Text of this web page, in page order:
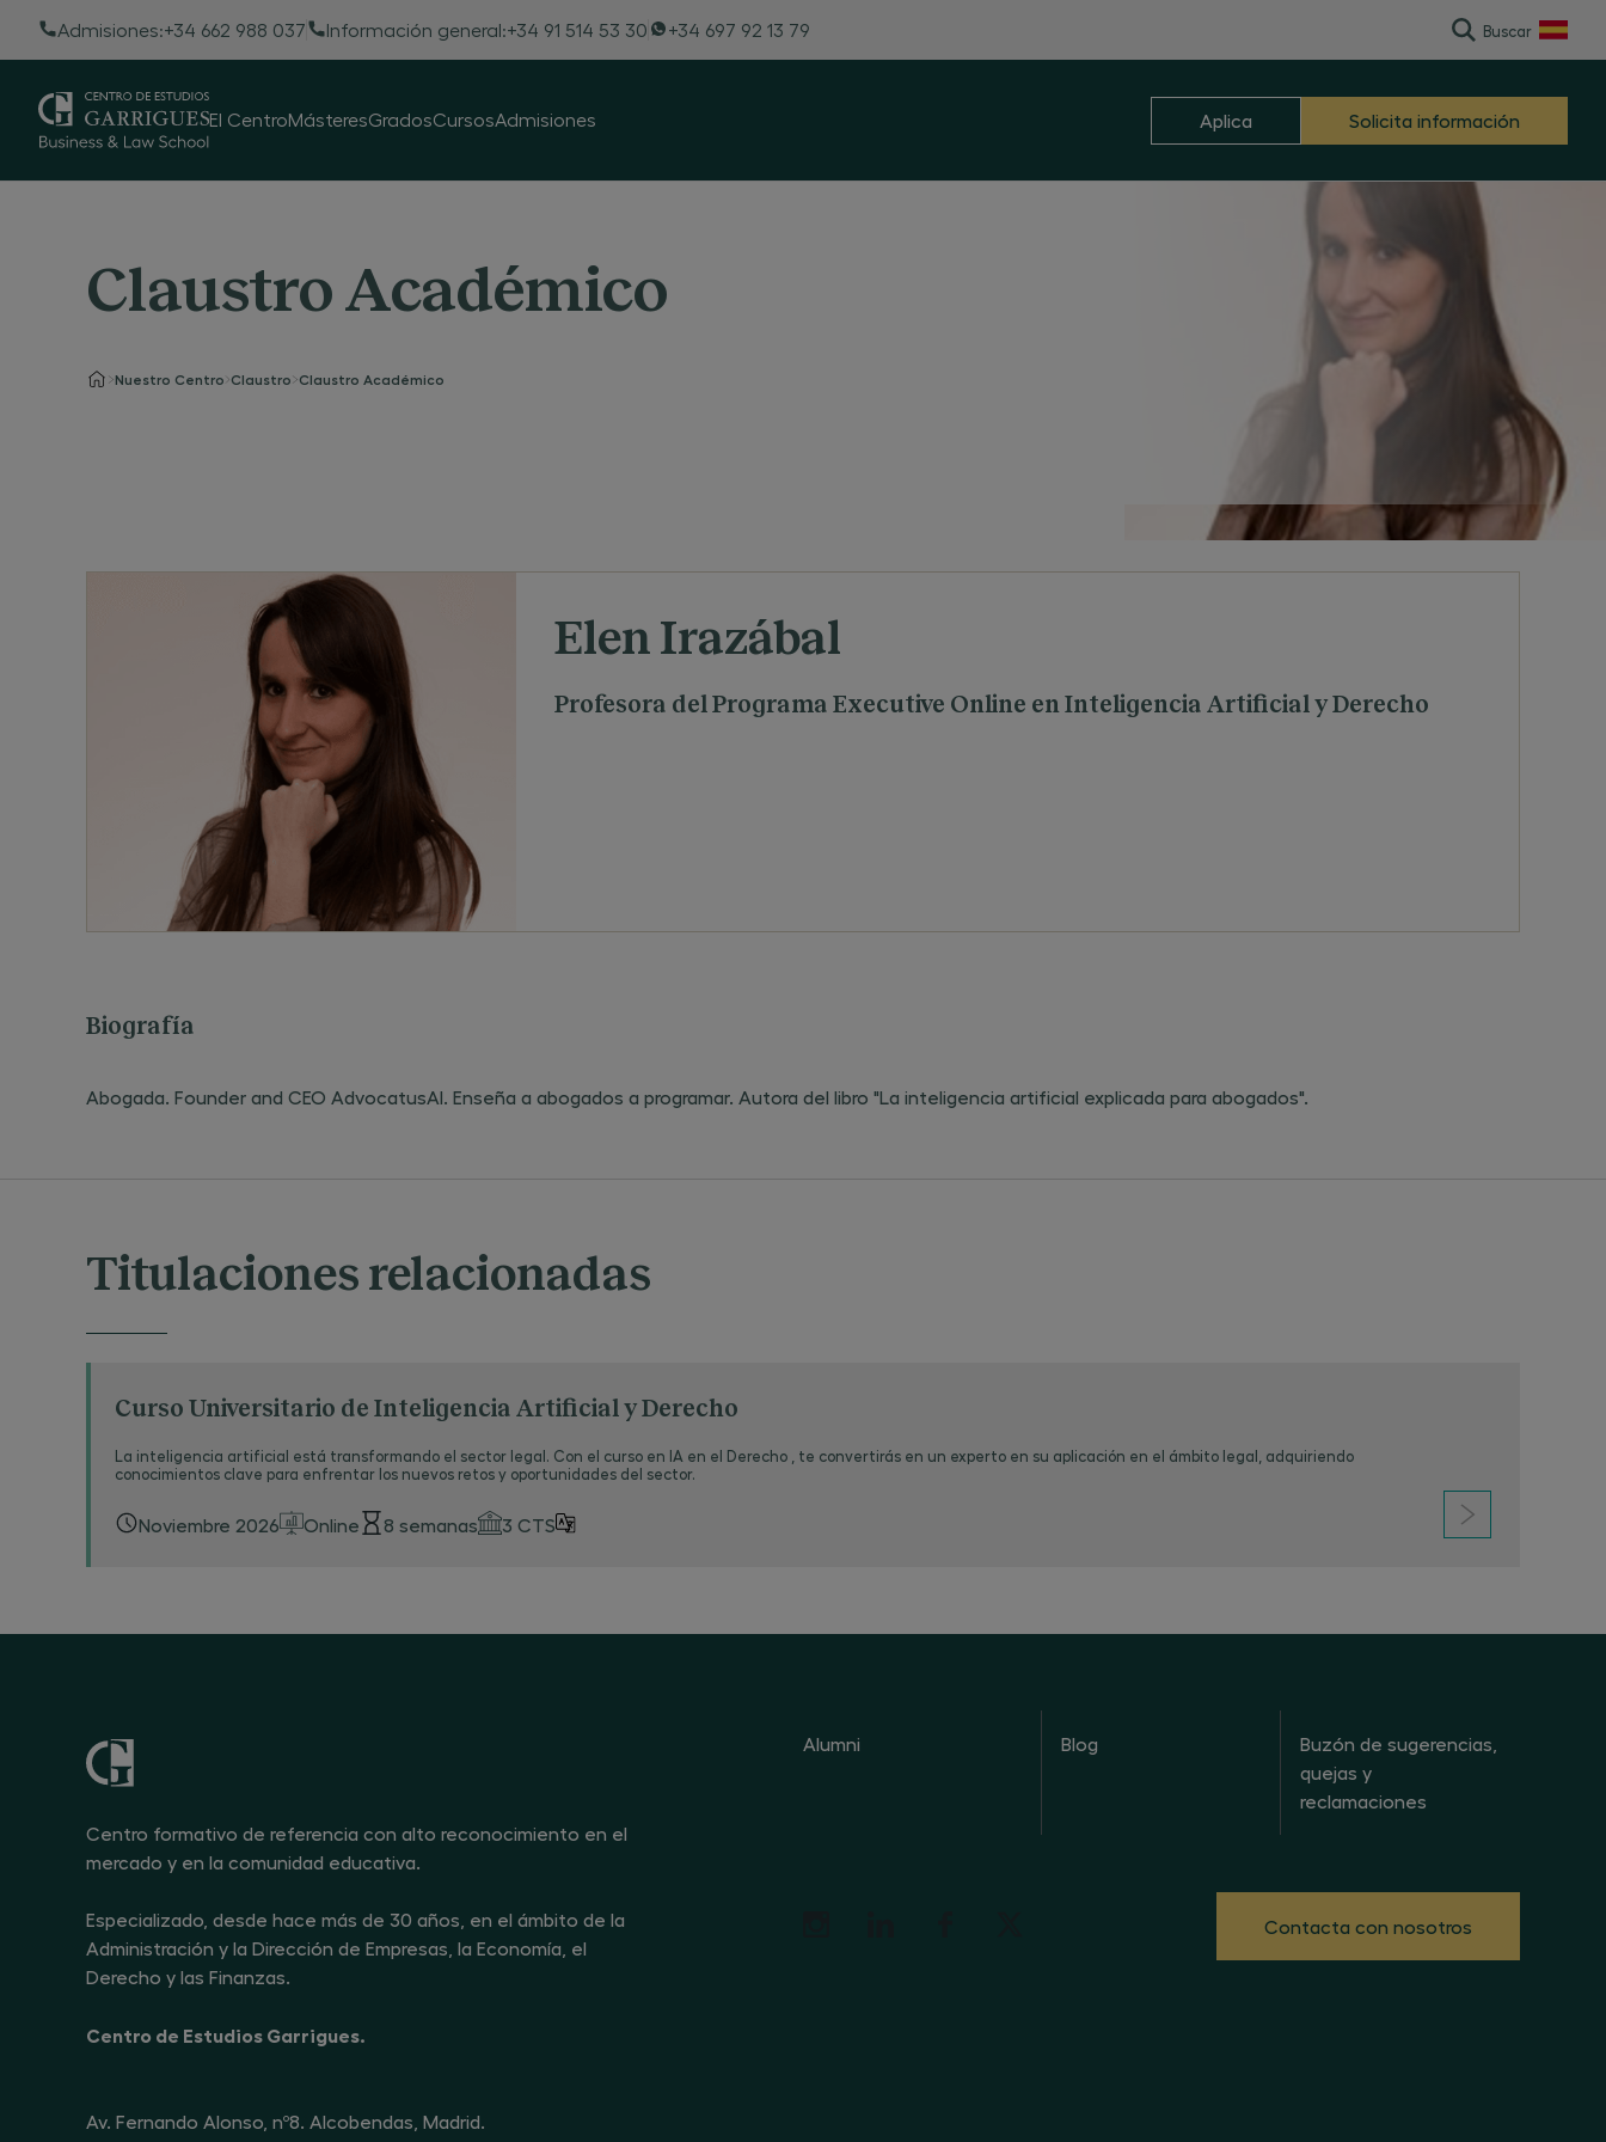
Admisiones:+34 662 988 037 Información general:+34 91 514 53 30 +34 697 92 13 79 Buscar
El CentroMásteresGradosCursosAdmisiones Aplica Solicita información
Claustro Académico
Nuestro Centro Claustro Claustro Académico
Elen Irazábal
Profesora del Programa Executive Online en Inteligencia Artificial y Derecho
Biografía
Abogada. Founder and CEO AdvocatusAI. Enseña a abogados a programar. Autora del libro "La inteligencia artificial explicada para abogados".
Titulaciones relacionadas
Curso Universitario de Inteligencia Artificial y Derecho
La inteligencia artificial está transformando el sector legal. Con el curso en IA en el Derecho , te convertirás en un experto en su aplicación en el ámbito legal, adquiriendo
conocimientos clave para enfrentar los nuevos retos y oportunidades del sector.
Noviembre 2026 Online 8 semanas 3 CTS
Centro formativo de referencia con alto reconocimiento en el
mercado y en la comunidad educativa.
Especializado, desde hace más de 30 años, en el ámbito de la
Administración y la Dirección de Empresas, la Economía, el
Derecho y las Finanzas.
Centro de Estudios Garrigues.
Av. Fernando Alonso, nº8. Alcobendas, Madrid.
Alumni Blog
Buzón de sugerencias,
quejas y
reclamaciones
Contacta con nosotros